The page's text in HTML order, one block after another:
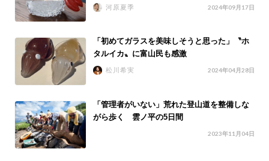
河原夏季 2024年09月17日
「初めてガラスを美味しそうと思った」〝ホ
タルイカ〟に富山民も感激
松川希実 2024年04月28日
「管理者がいない」荒れた登山道を整備しな
がら歩く 雲ノ平の5日間
2023年11月04日